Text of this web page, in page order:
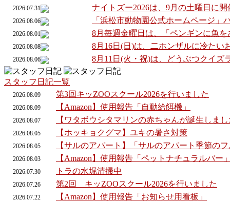
2026.07.31 ナイトズー2026は、9月の土曜日に開
2026.08.06 「浜松市動物園公式ホームページ」
2026.08.01 8月毎週金曜日は、「ペンギンに魚
2026.08.08 8月16日(日)は、二ホンザルに冷たい
2026.08.06 8月11日(火・祝)は、どうぶつクイズ
スタッフ日記一覧
2026.08.09 第3回キッZOOスクール2026を行いました
2026.08.09 【Amazon】使用報告「自動給餌機」
2026.08.07 【ワタボウシタマリンの赤ちゃんが誕生しま
2026.08.05 【ホッキョクグマ】ユキの暑さ対策
2026.08.05 【サルのアパート】「サルのアパート季節の
2026.08.03 【Amazon】使用報告「ペットナチュラルバー
2026.07.30 トラの水堀清掃中
2026.07.26 第2回 キッZOOスクール2026を行いました
2026.07.22 【Amazon】使用報告「お知らせ用看板」